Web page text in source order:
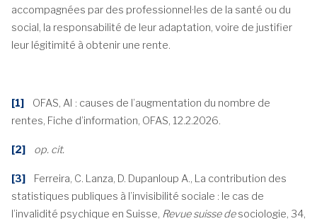
accompagnées par des professionnel·les de la santé ou du
social, la responsabilité de leur adaptation, voire de justifier
leur légitimité à obtenir une rente.
[1] OFAS, AI : causes de l’augmentation du nombre de
rentes, Fiche d’information, OFAS, 12.2.2026.
[2] op. cit.
[3] Ferreira, C. Lanza, D. Dupanloup A., La contribution des
statistiques publiques à l’invisibilité sociale : le cas de
l’invalidité psychique en Suisse, Revue suisse desociologie, 34,